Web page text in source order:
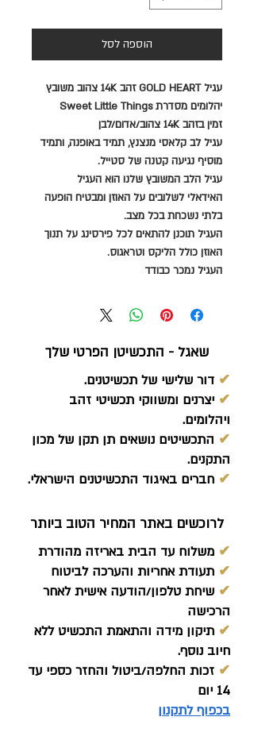
הוספה לסל
עגיל GOLD HEART זהב 14K צהוב משובץ
יהלומים מסדרת Sweet Little Things
זמין בזהב 14K צהוב/אדום/לבן
עגיל לב קלאסי מנצנץ, תמיד באופנה, ותמיד
מוסיף נגיעה קטנה של סטייל.
עגיל הלב המשובץ שלנו הוא העגיל
האידאלי לשלובים על האוזן ומבטיח הופעה
בלתי נשכחת בכל מצב.
העגיל תוכנן להתאים לכל פירסינג על תנוך
האוזן כולל הליקס וטראגוס.
העגיל נמכר כבודד
שאגל - התכשיטן הפרטי שלך
✔ דור שלישי של תכשיטנים.
✔ יצרנים ומשווקי תכשיטי זהב
ויהלומים.
✔ התכשיטים נושאים תן תקן של מכון
התקנים.
✔ חברים באיגוד התכשיטנים הישראלי.
לרוכשים באתר המחיר הטוב ביותר
✔ משלוח עד הבית באריזה מהודרת
✔ תעודת אחריות והערכה לביטוח
✔ שיחת טלפון/הודעה אישית לאחר
הרכישה
✔ תיקון מידה והתאמת התכשיט ללא
חיוב נוסף.
✔ זכות החלפה/ביטול והחזר כספי עד
14 יום
בכפוף לתקנון